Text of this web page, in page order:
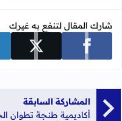
شارك المقال لتنفع به غيرك
شارك على facebook شارك على x
المشاركة السابقة